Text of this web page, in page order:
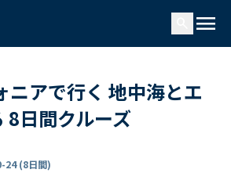
menu
ニアで行く 地中海とエ
8日間クルーズ
24(8日間)